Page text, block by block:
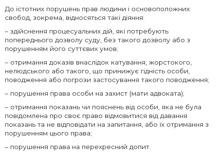
До істотних порушень прав людини і основоположних
свобод, зокрема, відносяться такі діяння:
– здійснення процесуальних дій, які потребують
попереднього дозволу суду, без такого дозволу або з
порушенням його суттєвих умов;
– отримання доказів внаслідок катування, жорстокого,
нелюдського або такого, що принижує гідність особи,
поводження або погрози застосування такого поводження;
– порушення права особи на захист (мати адвоката);
– отримання показань чи пояснень від особи, яка не була
повідомлена про своє право відмовитися від давання
показань та не відповідати на запитання, або їх отримання з
порушенням цього права;
– порушення права на перехресний допит.